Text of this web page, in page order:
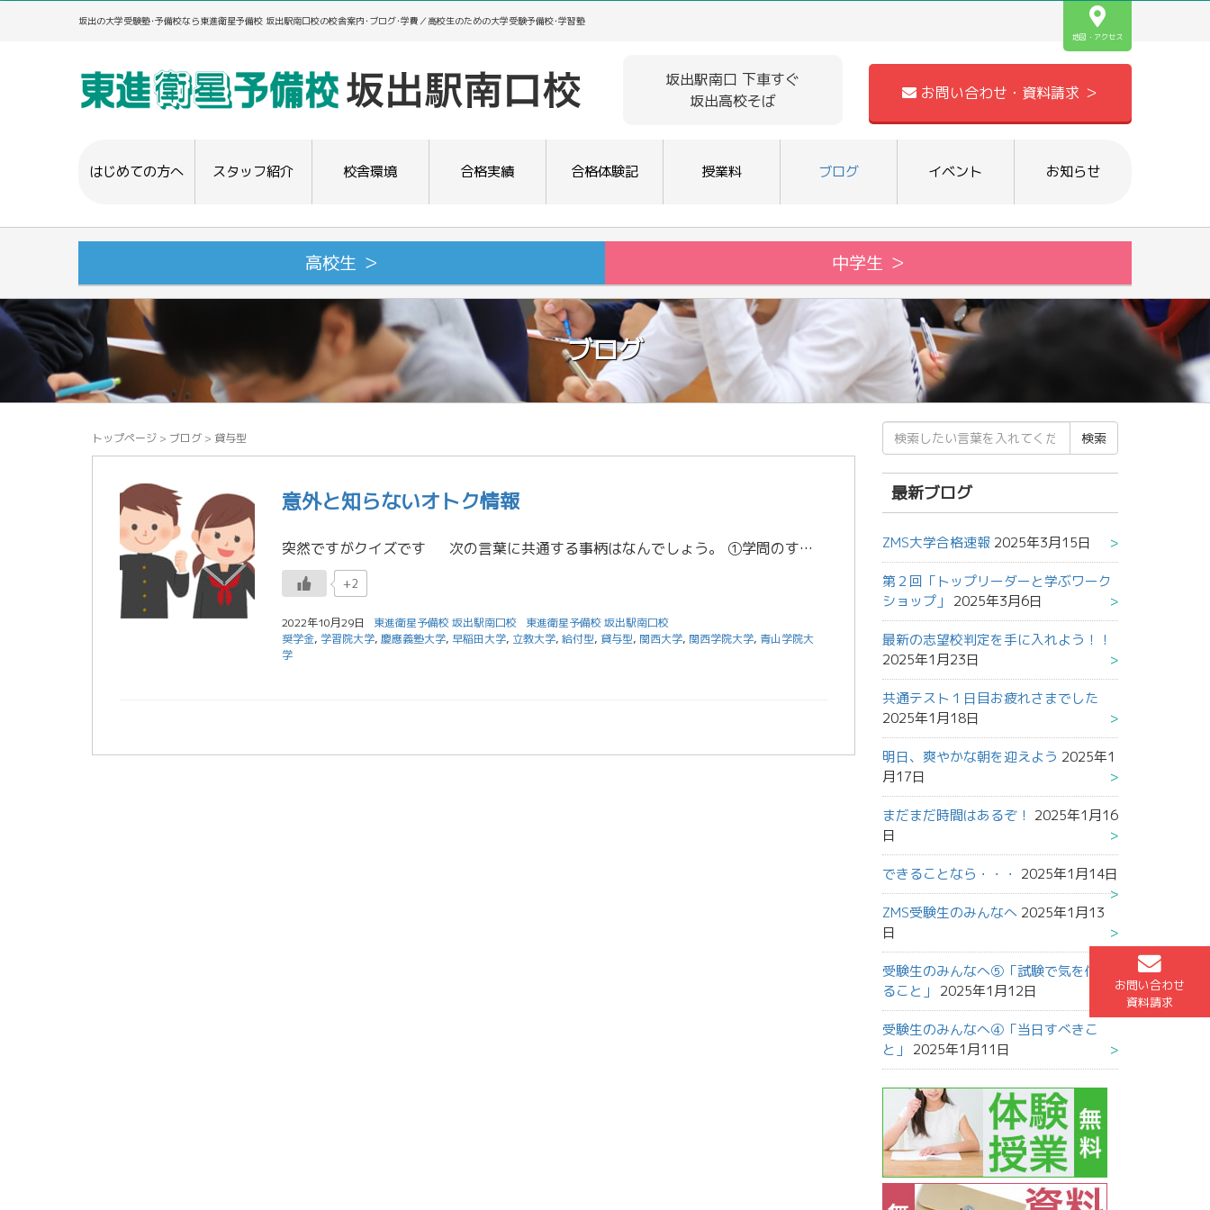
坂出の大学受験塾･予備校なら東進衛星予備校 坂出駅南口校の校舎案内･ブログ･学費／高校生のための大学受験予備校･学習塾
地図・アクセス
坂出駅南口 下車すぐ
坂出高校そば
お問い合わせ・資料請求 ＞
はじめての方へ スタッフ紹介 校舎環境 合格実績 合格体験記 授業料 ブログ イベント お知らせ
高校生 ＞ 中学生 ＞
お問い合わせ
資料請求
ブログ
トップページ > ブログ > 貸与型
意外と知らないオトク情報
突然ですがクイズです 次の言葉に共通する事柄はなんでしょう。 ①学問のすゝめ②めざせ！都の西北③地の塩、世の光④自由の学府⑤目白の社⑥ランバス支給⑦学の実化 正解は・・・ 奨学金 でした。 ちなみにどこの大学の奨学金 […]
+2
2022年10月29日 東進衛星予備校 坂出駅南口校
東進衛星予備校 坂出駅南口校
奨学金, 学習院大学, 慶應義塾大学, 早稲田大学, 立教大学, 給付型, 貸与型, 関西大学, 関西学院大学, 青山学院大
学
検
索
結
果:
最新ブログ
ZMS大学合格速報 2025年3月15日
第２回「トップリーダーと学ぶワーク
ショップ」
2025年3月6日
最新の志望校判定を手に入れよう！！
2025年1月23日
共通テスト１日目お疲れさまでした
2025年1月18日
明日、爽やかな朝を迎えよう 2025年1
月17日
まだまだ時間はあるぞ！ 2025年1月16
日
できることなら・・・ 2025年1月14日
ZMS受験生のみんなへ 2025年1月13
日
受験生のみんなへ⑤「試験で気を付け
ること」
2025年1月12日
受験生のみんなへ④「当日すべきこ
と」
2025年1月11日